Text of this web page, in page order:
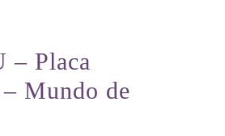
– Placa
Mundo de